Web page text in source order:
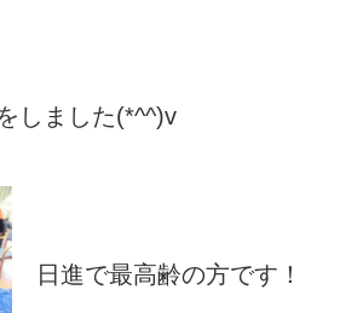
しました(*^^)v
日進で最高齢の方です！